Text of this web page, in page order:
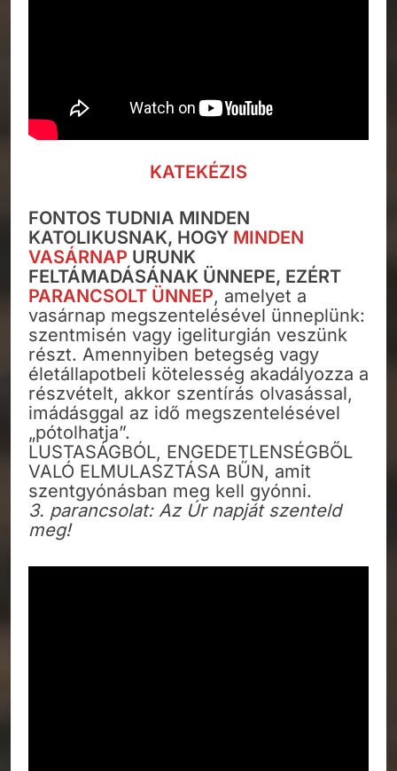
KATEKÉZIS
FONTOS TUDNIA MINDEN
KATOLIKUSNAK, HOGY MINDEN
VASÁRNAP URUNK
FELTÁMADÁSÁNAK ÜNNEPE, EZÉRT
PARANCSOLT ÜNNEP, amelyet a
vasárnap megszentelésével ünneplünk:
szentmisén vagy igeliturgián veszünk
részt. Amennyiben betegség vagy
életállapotbeli kötelesség akadályozza a
részvételt, akkor szentírás olvasással,
imádásggal az idő megszentelésével
„pótolhatja”.
LUSTASÁGBÓL, ENGEDETLENSÉGBŐL
VALÓ ELMULASZTÁSA BŰN, amit
szentgyónásban meg kell gyónni.
3. parancsolat: Az Úr napját szenteld
meg!